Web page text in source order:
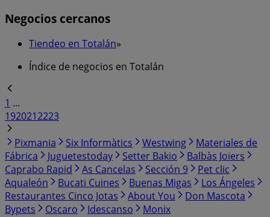
Negocios cercanos
Tiendeo en Totalán»
Índice de negocios en Totalán
1 ...
1920212223
Pixmania
Six Informàtics Westwing
Materiales de
Fábrica
Juguetestoday Setter Bakio
Balbàs Joiers
Caprabo Rapid
As Cancelas Sección 9
Pet clic
Aqualeón
Bucati Cuines Buenas Migas
Los Ángeles
Restaurantes Cinco Jotas
About You
Don Mascota
Bypets
Oscaro Idescanso Monix